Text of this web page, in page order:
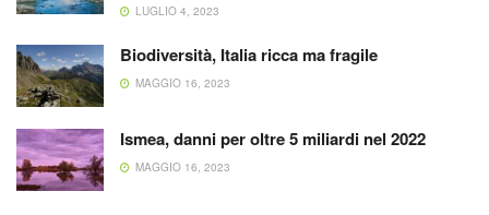
LUGLIO 4, 2023
Biodiversità, Italia ricca ma fragile
MAGGIO 16, 2023
Ismea, danni per oltre 5 miliardi nel 2022
MAGGIO 16, 2023